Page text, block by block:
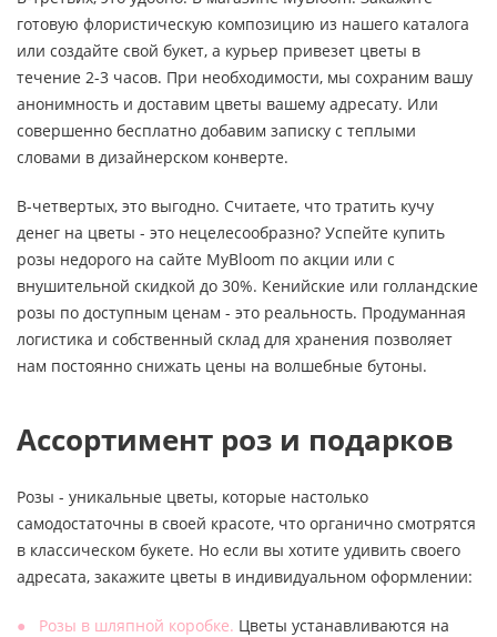
готовую флористическую композицию из нашего каталога
или создайте свой букет, а курьер привезет цветы в
течение 2-3 часов. При необходимости, мы сохраним вашу
анонимность и доставим цветы вашему адресату. Или
совершенно бесплатно добавим записку с теплыми
словами в дизайнерском конверте.
В-четвертых, это выгодно. Считаете, что тратить кучу
денег на цветы - это нецелесообразно? Успейте купить
розы недорого на сайте MyBloom по акции или с
внушительной скидкой до 30%. Кенийские или голландские
розы по доступным ценам - это реальность. Продуманная
логистика и собственный склад для хранения позволяет
нам постоянно снижать цены на волшебные бутоны.
Ассортимент роз и подарков
Розы - уникальные цветы, которые настолько
самодостаточны в своей красоте, что органично смотрятся
в классическом букете. Но если вы хотите удивить своего
адресата, закажите цветы в индивидуальном оформлении:
Розы в шляпной коробке. Цветы устанавливаются на